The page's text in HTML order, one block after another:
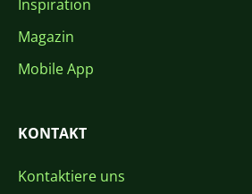
Inspiration
Magazin
Mobile App
KONTAKT
Kontaktiere uns